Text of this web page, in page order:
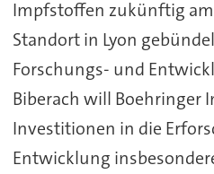
Impfstoffen zukünftig
Standort in Lyon
Forschungs- und
Biberach will Boehringer
Investitionen in die
Entwicklung